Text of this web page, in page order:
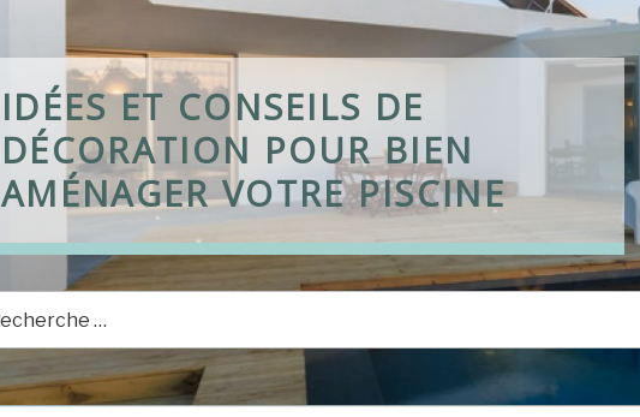
IDÉES ET CONSEILS DE
DÉCORATION POUR BIEN
AMÉNAGER VOTRE PISCINE